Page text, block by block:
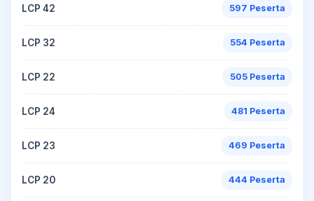
LCP 42 597 Peserta
LCP 32 554 Peserta
LCP 22 505 Peserta
LCP 24 481 Peserta
LCP 23 469 Peserta
LCP 20 444 Peserta